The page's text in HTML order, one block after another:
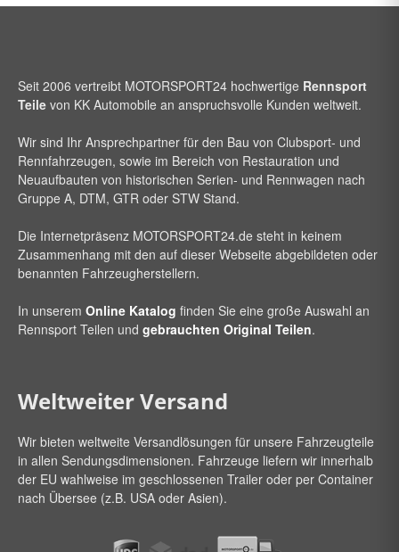
Seit 2006 vertreibt MOTORSPORT24 hochwertige Rennsport
Teile von KK Automobile an anspruchsvolle Kunden weltweit.
Wir sind Ihr Ansprechpartner für den Bau von Clubsport- und
Rennfahrzeugen, sowie im Bereich von Restauration und
Neuaufbauten von historischen Serien- und Rennwagen nach
Gruppe A, DTM, GTR oder STW Stand.
Die Internetpräsenz MOTORSPORT24.de steht in keinem
Zusammenhang mit den auf dieser Webseite abgebildeten oder
benannten Fahrzeugherstellern.
In unserem Online Katalog finden Sie eine große Auswahl an
Rennsport Teilen und gebrauchten Original Teilen.
Weltweiter Versand
Wir bieten weltweite Versandlösungen für unsere Fahrzeugteile
in allen Sendungsdimensionen. Fahrzeuge liefern wir innerhalb
der EU wahlweise im geschlossenen Trailer oder per Container
nach Übersee (z.B. USA oder Asien).